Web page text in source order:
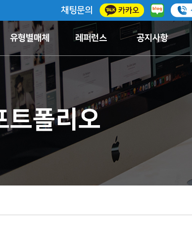
채팅문의
유형별매체 레퍼런스 공지사항
트폴리오